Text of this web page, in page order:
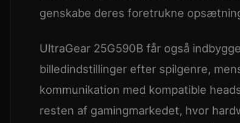
genskabe deres foretrukne
UltraGear 25G590B får også
billedindstillinger efter spilgenre,
kommunikation med kompatible
resten af gamingmarkedet, hvor